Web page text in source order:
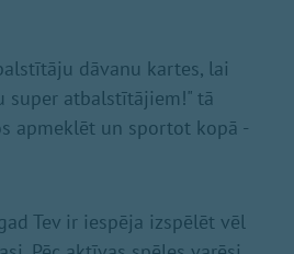
dāvanu kartes, lai
super atbalstītājiem!" tā
apmeklēt un sportot kopā -
Tev ir iespēja izspēlēt vēl